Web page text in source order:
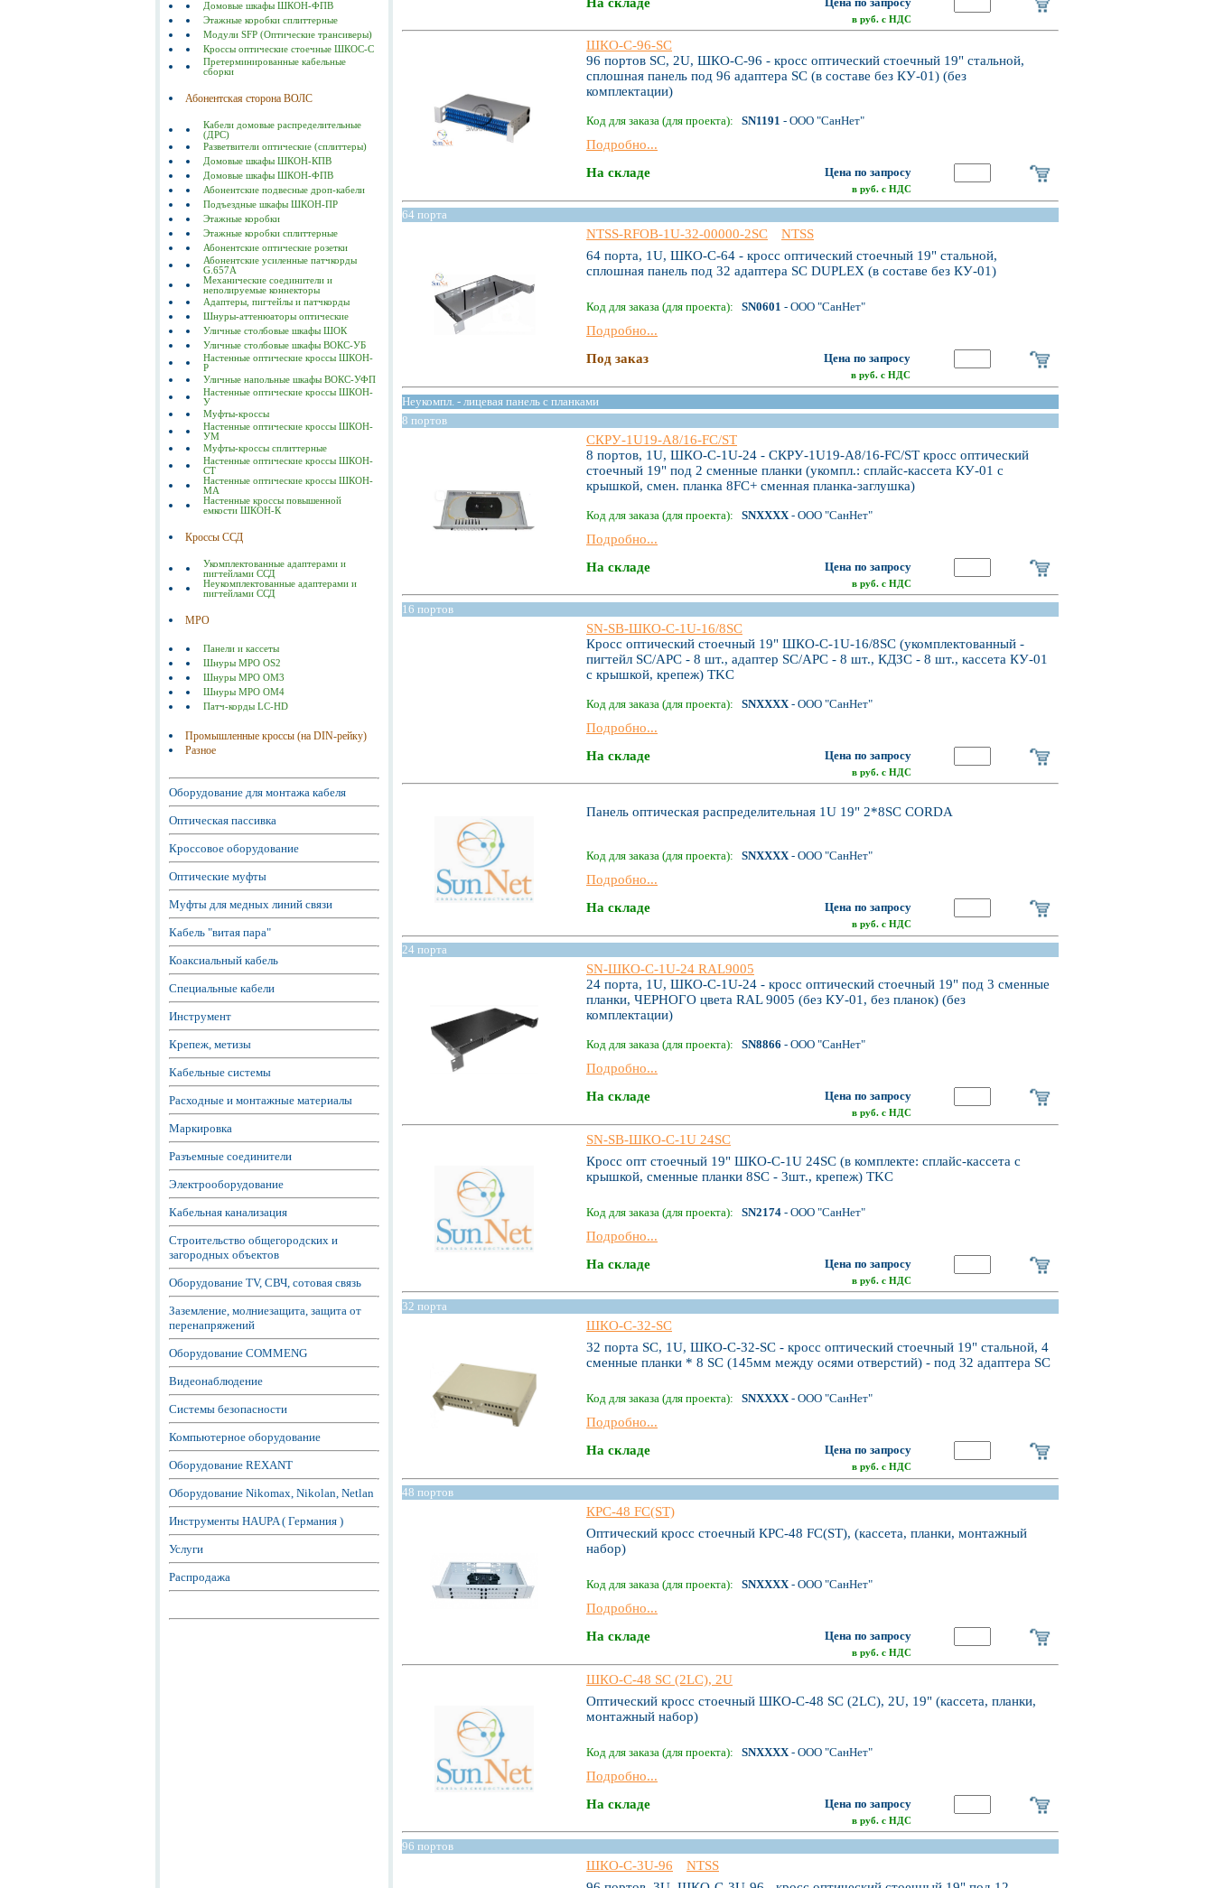
Домовые шкафы ШКОН-ФПВ
Этажные коробки сплиттерные
Модули SFP (Оптические трансиверы)
Кроссы оптические стоечные ШКОС-С
Претерминированные кабельные
сборки
Абонентская сторона ВОЛС
Кабели домовые распределительные
(ДРС)
Разветвители оптические (сплиттеры)
Домовые шкафы ШКОН-КПВ
Домовые шкафы ШКОН-ФПВ
Абонентские подвесные дроп-кабели
Подъездные шкафы ШКОН-ПР
Этажные коробки
Этажные коробки сплиттерные
Абонентские оптические розетки
Абонентские усиленные патчкорды
G.657A
Механические соединители и
неполируемые коннекторы
Адаптеры, пигтейлы и патчкорды
Шнуры-аттенюаторы оптические
Уличные столбовые шкафы ШОК
Уличные столбовые шкафы ВОКС-УБ
Настенные оптические кроссы ШКОН-
Р
Уличные напольные шкафы ВОКС-УФП
Настенные оптические кроссы ШКОН-
У
Муфты-кроссы
Настенные оптические кроссы ШКОН-
УМ
Муфты-кроссы сплиттерные
Настенные оптические кроссы ШКОН-
СТ
Настенные оптические кроссы ШКОН-
МА
Настенные кроссы повышенной
емкости ШКОН-К
Кроссы ССД
Укомплектованные адаптерами и
пигтейлами ССД
Неукомплектованные адаптерами и
пигтейлами ССД
MPO
Панели и кассеты
Шнуры MPO OS2
Шнуры MPO OM3
Шнуры MPO OM4
Патч-корды LC-HD
Промышленные кроссы (на DIN-рейку)
Разное
Оборудование для монтажа кабеля
Оптическая пассивка
Кроссовое оборудование
Оптические муфты
Муфты для медных линий связи
Кабель "витая пара"
Коаксиальный кабель
Специальные кабели
Инструмент
Крепеж, метизы
Кабельные системы
Расходные и монтажные материалы
Маркировка
Разъемные соединители
Электрооборудование
Кабельная канализация
Строительство общегородских и
загородных объектов
Оборудование TV, СВЧ, сотовая связь
Заземление, молниезащита, защита от
перенапряжений
Оборудование COMMENG
Видеонаблюдение
Системы безопасности
Компьютерное оборудование
Оборудование REXANT
Оборудование Nikomax, Nikolan, Netlan
Инструменты HAUPA ( Германия )
Услуги
Распродажа
в руб. с НДС
ШКО-С-96-SC
96 портов SC, 2U, ШКО-С-96 - кросс оптический стоечный 19" стальной,
сплошная панель под 96 адаптера SC (в составе без КУ-01) (без
комплектации)
Код для заказа (для проекта): SN1191 - ООО "СанНет"
Подробно...
На складе
Цена по запросу
в руб. с НДС
64 порта
NTSS-RFOB-1U-32-00000-2SC
NTSS
64 порта, 1U, ШКО-С-64 - кросс оптический стоечный 19" стальной,
сплошная панель под 32 адаптера SC DUPLEX (в составе без КУ-01)
Код для заказа (для проекта): SN0601 - ООО "СанНет"
Подробно...
Под заказ
Цена по запросу
в руб. с НДС
Неукомпл. - лицевая панель с планками
8 портов
СКРУ-1U19-A8/16-FC/ST
8 портов, 1U, ШКО-С-1U-24 - СКРУ-1U19-A8/16-FC/ST кросс оптический
стоечный 19" под 2 сменные планки (укомпл.: сплайс-кассета КУ-01 с
крышкой, смен. планка 8FC+ сменная планка-заглушка)
Код для заказа (для проекта): SNXXXX - ООО "СанНет"
Подробно...
На складе
Цена по запросу
в руб. с НДС
16 портов
SN-SB-ШКО-C-1U-16/8SC
Кросс оптический стоечный 19" ШКО-C-1U-16/8SC (укомплектованный -
пигтейл SC/APC - 8 шт., адаптер SC/APC - 8 шт., КДЗС - 8 шт., кассета КУ-01
с крышкой, крепеж) TKC
Код для заказа (для проекта): SNXXXX - ООО "СанНет"
Подробно...
На складе
Цена по запросу
в руб. с НДС
Панель оптическая распределительная 1U 19" 2*8SC CORDA
Код для заказа (для проекта): SNXXXX- ООО "СанНет"
Подробно...
На складе
Цена по запросу
в руб. с НДС
24 порта
SN-ШКО-С-1U-24 RAL9005
24 порта, 1U, ШКО-С-1U-24 - кросс оптический стоечный 19" под 3 сменные
планки, ЧЕРНОГО цвета RAL 9005 (без КУ-01, без планок) (без
комплектации)
Код для заказа (для проекта): SN8866 - ООО "СанНет"
Подробно...
На складе
Цена по запросу
в руб. с НДС
SN-SB-ШКО-C-1U 24SC
Кросс опт стоечный 19" ШКО-C-1U 24SC (в комплекте: сплайс-кассета с
крышкой, сменные планки 8SC - 3шт., крепеж) TKC
Код для заказа (для проекта): SN2174 - ООО "СанНет"
Подробно...
На складе
Цена по запросу
в руб. с НДС
32 порта
ШКО-С-32-SC
32 порта SC, 1U, ШКО-С-32-SC - кросс оптический стоечный 19" стальной, 4
сменные планки * 8 SC (145мм между осями отверстий) - под 32 адаптера SC
Код для заказа (для проекта): SNXXXX- ООО "СанНет"
Подробно...
На складе
Цена по запросу
в руб. с НДС
48 портов
КРС-48 FC(ST)
Оптический кросс стоечный КРС-48 FC(ST), (кассета, планки, монтажный
набор)
Код для заказа (для проекта): SNXXXX- ООО "СанНет"
Подробно...
На складе
Цена по запросу
в руб. с НДС
ШКО-С-48 SC (2LC), 2U
Оптический кросс стоечный ШКО-С-48 SC (2LC), 2U, 19" (кассета, планки,
монтажный набор)
Код для заказа (для проекта): SNXXXX - ООО "СанНет"
Подробно...
На складе
Цена по запросу
в руб. с НДС
96 портов
ШКО-С-3U-96
NTSS